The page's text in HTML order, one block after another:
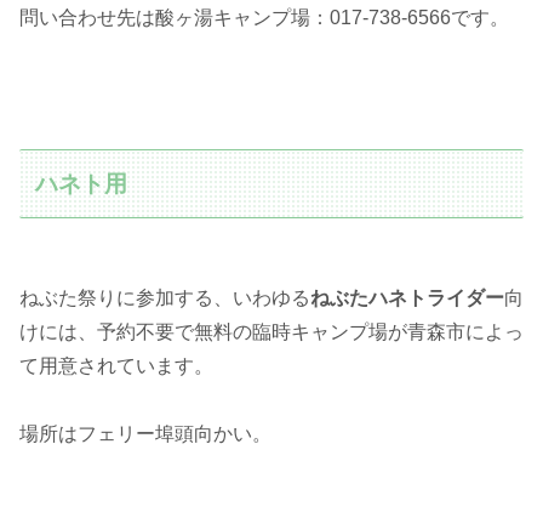
問い合わせ先は酸ヶ湯キャンプ場：017-738-6566です。
ハネト用
ねぶた祭りに参加する、いわゆるねぶたハネトライダー向
けには、予約不要で無料の臨時キャンプ場が青森市によっ
て用意されています。
場所はフェリー埠頭向かい。